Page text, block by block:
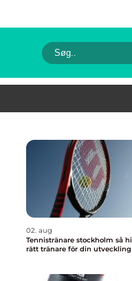
02. aug
Tennistränare stockholm så hittar du
rätt tränare för din utveckling